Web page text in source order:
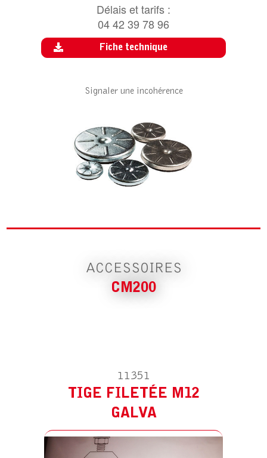
Délais et tarifs :
04 42 39 78 96
Fiche technique
Signaler une incohérence
ACCESSOIRES
CM200
11351
TIGE FILETÉE M12
GALVA
ACCESSOIRE POUR CM200
TIGE FILETÉE M16 GALVA